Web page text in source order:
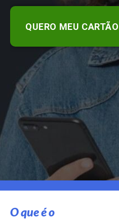
QUERO MEU CARTÃO
O que é o